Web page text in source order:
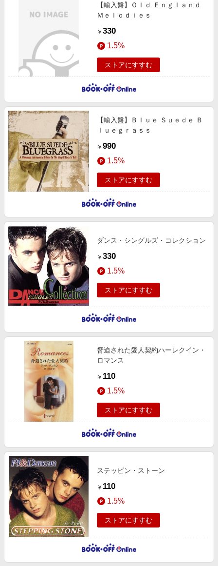
【輸入盤】Ｏｌｄ Ｅｎｇｌａｎｄ
Ｍｅｌｏｄｉｅｓ
￥ 330
1.5%
ストアにすすむ
【輸入盤】Ｂｌｕｅ Ｓｕｅｄｅ Ｂ
ｌｕｅｇｒａｓｓ
￥ 990
1.5%
ストアにすすむ
ダンス・シングルズ・コレクション
￥ 330
1.5%
ストアにすすむ
脅迫された愛人契約ハーレクイン・
ロマンス
￥ 110
1.5%
ストアにすすむ
ステッピン・ストーン
￥ 110
1.5%
ストアにすすむ